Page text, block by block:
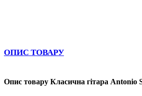
ОПИС ТОВАРУ
Опис товару Класична гітара Antonio